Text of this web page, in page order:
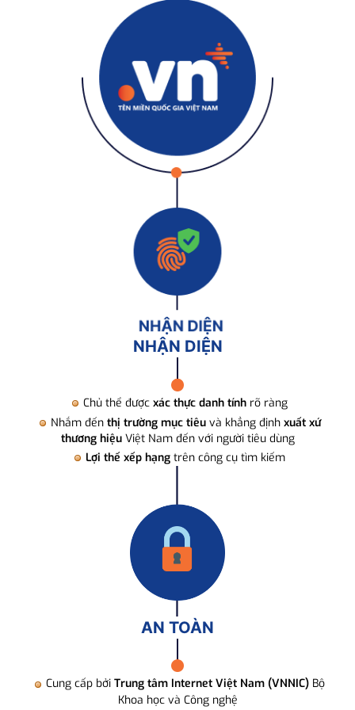
NHẬN DIỆN
Chủ thể được xác thực danh tính rõ ràng
Nhắm đến thị trường mục tiêuvà khẳng định xuất xứ
thương hiệuViệt Nam đến với người tiêu dùng
Lợi thế xếp hạng trên công cụ tìm kiếm
AN TOÀN
Cung cấp bởi Trung tâm Internet Việt Nam (VNNIC) Bộ
Khoa học và Công nghệ